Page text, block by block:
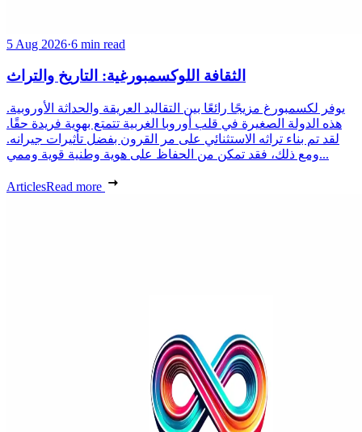
5 Aug 2026·6 min read
الثقافة اللوكسمبورغية: التاريخ والتراث
يوفر لكسمبورغ مزيجًا رائعًا بين التقاليد العريقة والحداثة الأوروبية.
هذه الدولة الصغيرة في قلب أوروبا الغربية تتمتع بهوية فريدة حقًا.
لقد تم بناء تراثه الاستثنائي على مر القرون بفضل تأثيرات جيرانه.
ومع ذلك، فقد تمكن من الحفاظ على هوية وطنية قوية وممي...
ArticlesRead more